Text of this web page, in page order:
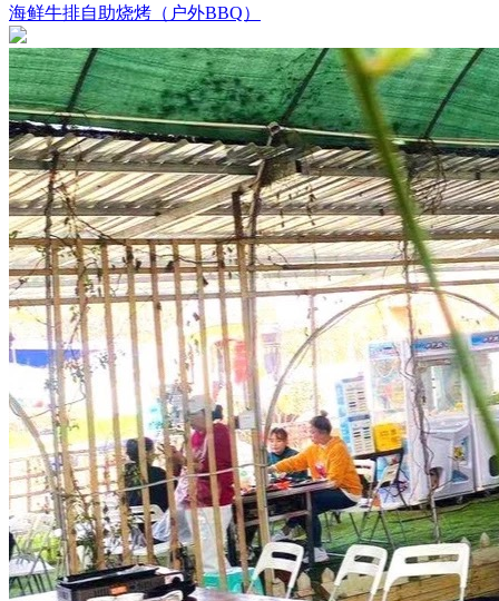
海鲜牛排自助烧烤（户外BBQ）